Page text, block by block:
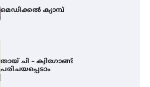
മെഡിക്കൽ ക്യാമ്പ്
തായ് ചി – ക്വിഗോങ്ങ്
പരിചയപ്പെടാം